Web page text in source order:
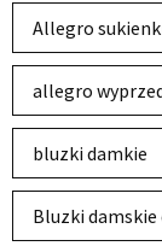
Allegro
allegro
bluzki damkie
Bluzki